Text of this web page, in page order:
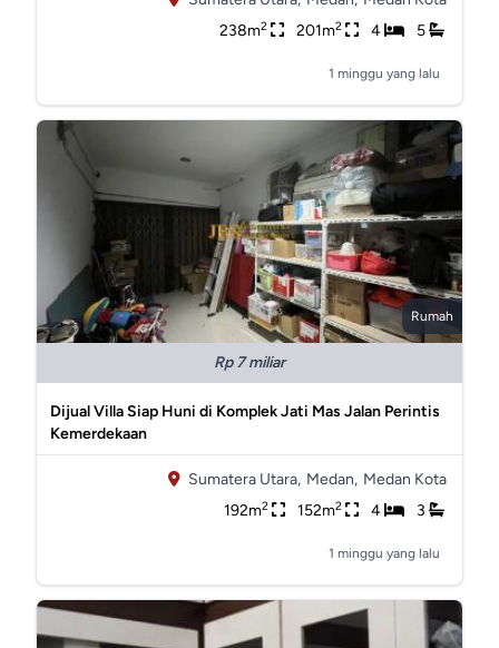
238m2 201m2 4 5
1 minggu yang lalu
Rumah
Rp 7 miliar
Dijual Villa Siap Huni di Komplek Jati Mas Jalan Perintis
Kemerdekaan
Sumatera Utara, Medan, Medan Kota
192m2 152m2 4 3
1 minggu yang lalu